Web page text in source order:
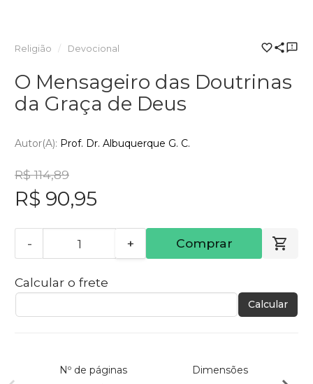
Religião Devocional
O Mensageiro das Doutrinas
da Graça de Deus
Autor(a): Prof. Dr. Albuquerque G. C.
R$ 114,89
R$ 90,95
- + Comprar
Calcular o frete
Calcular
Nº de páginas Dimensões